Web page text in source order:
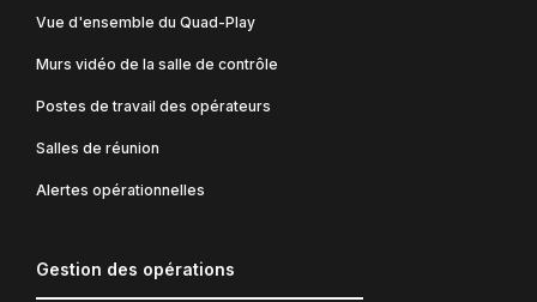
Vue d'ensemble du Quad-Play
Murs vidéo de la salle de contrôle
Postes de travail des opérateurs
Salles de réunion
Alertes opérationnelles
Gestion des opérations